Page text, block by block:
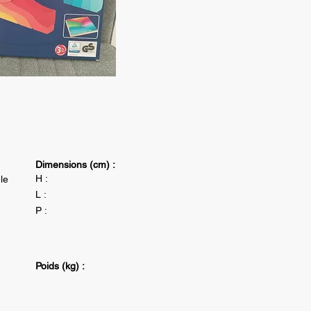
Dimensions (cm) :
H :
L :
P :
Poids (kg) :